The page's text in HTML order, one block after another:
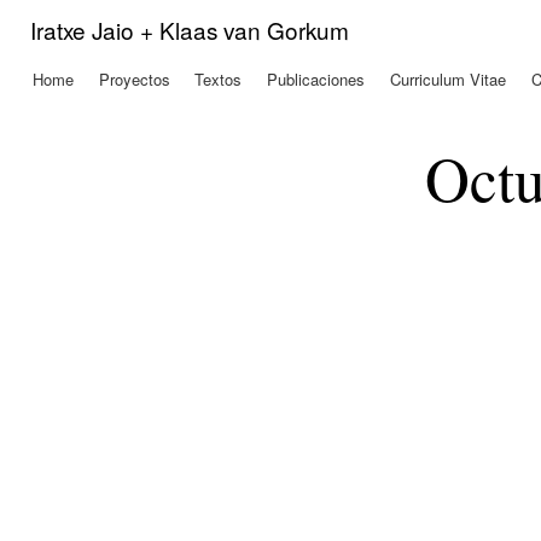
Iratxe Jaio + Klaas van Gorkum
Menú principal
Home Proyectos Textos Publicaciones Curriculum Vitae